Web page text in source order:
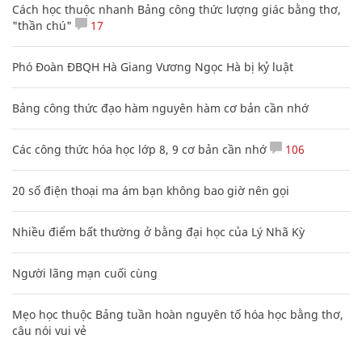
Cách học thuộc nhanh Bảng công thức lượng giác bằng thơ,
"thần chú"
17
Phó Đoàn ĐBQH Hà Giang Vương Ngọc Hà bị kỷ luật
Bảng công thức đạo hàm nguyên hàm cơ bản cần nhớ
Các công thức hóa học lớp 8, 9 cơ bản cần nhớ 106
20 số điện thoại ma ám bạn không bao giờ nên gọi
Nhiều điểm bất thường ở bằng đại học của Lý Nhã Kỳ
Người lãng mạn cuối cùng
Mẹo học thuộc Bảng tuần hoàn nguyên tố hóa học bằng thơ,
câu nói vui vẻ